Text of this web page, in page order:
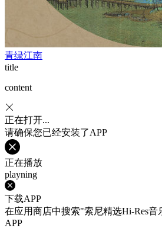
青绿江南
title
content
正在打开...
请确保您已经安装了APP
正在播放
playning
下载APP
在应用商店中搜索"索尼精选Hi-Res音
APP